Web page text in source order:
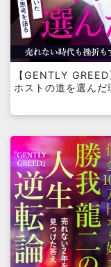
【GENTLY
ホストの道を選んだ